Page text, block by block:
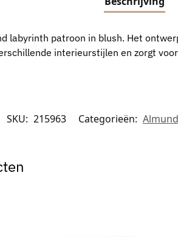
labyrinth patroon in blush. Het
interieurstijlen en zorgt
SKU: 215963 Categorieën: